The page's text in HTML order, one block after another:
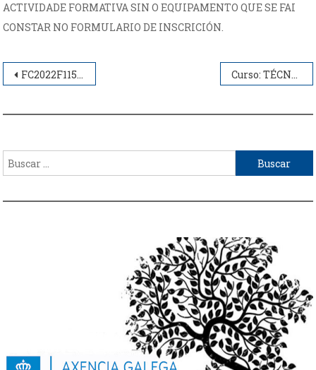
ACTIVIDADE FORMATIVA SIN O EQUIPAMENTO QUE SE FAI
CONSTAR NO FORMULARIO DE INSCRICIÓN.
Navegación
FC2022F115002 – SEGURIDADE NOS TRABALLOS DE ARBORICULTURA. TALA E APEO CONTROLADO DE ÁRBORES CON TÉCNICAS DE TREPA. Curso: TÉCNICAS DE TRABALLO E SEGURIDADE NO EMPREGO DA DESBROZADORA MANUAL
Buscar: